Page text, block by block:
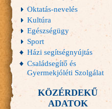
Oktatás-nevelés
Kultúra
Egészségügy
Sport
Házi segítségnyújtás
Családsegítő és
Gyermekjóléti Szolgálat
KÖZÉRDEKŰ
ADATOK